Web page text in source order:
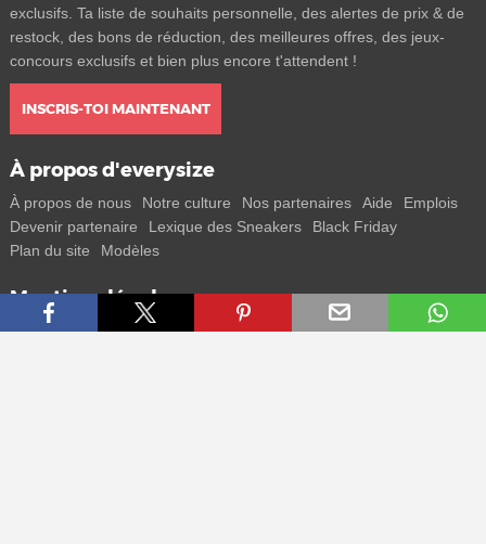
exclusifs. Ta liste de souhaits personnelle, des alertes de prix & de
restock, des bons de réduction, des meilleures offres, des jeux-
concours exclusifs et bien plus encore t'attendent !
INSCRIS-TOI MAINTENANT
À propos d'everysize
À propos de nous Notre culture Nos partenaires Aide
Emplois
Devenir partenaire
Lexique des Sneakers
Black Friday
Plan du site
Modèles
Mentions légales
CGV Protection des données Mentions légales Contact